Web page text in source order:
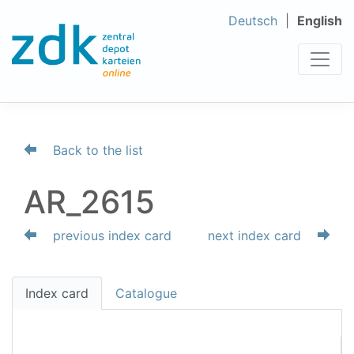
Deutsch English
Back to the list
AR_2615
previous index card next index card
Index card Catalogue